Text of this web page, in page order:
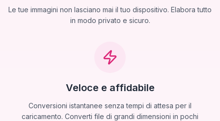
Le tue immagini non lasciano mai il tuo dispositivo. Elabora tutto
in modo privato e sicuro.
Veloce e affidabile
Conversioni istantanee senza tempi di attesa per il
caricamento. Converti file di grandi dimensioni in pochi